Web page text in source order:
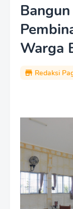
Warga
Redaksi
m
B
R
a
u